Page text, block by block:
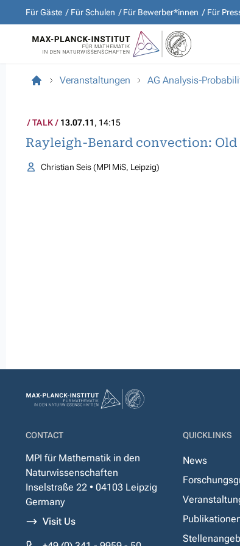
Für Gäste Für Schulen Für Bewerber*innen Für
Veranstaltungen AG Analysis-
TALK 13.07.11, 14:15
Rayleigh-Benard convection:
Christian Seis (MPI MiS, Leipzig)
CONTACT
MPI für Mathematik in den
Naturwissenschaften
Inselstraße 22 • 04103 Leipzig
Germany
Visit Us
QUICKLINKS
News